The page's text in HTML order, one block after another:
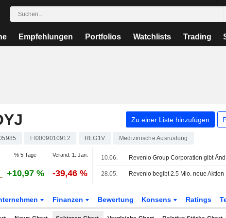
Empfehlungen Portfolios Watchlists Trading
Zu einer Liste hinzufügen
FI0009010912 REG1V Medizinische Ausrüstung
% 5 Tage Veränd. 1. Jan.
+10,97 % -39,46 %
10.06.
28.05.
Finanzen Bewertung Konsens Ratings